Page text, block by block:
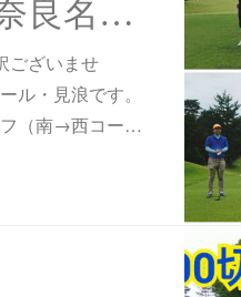
【2020/07・月例杯】奈良名阪ゴルフクラブ
ございませ
ル・見浪です。
フ（南→西コー…